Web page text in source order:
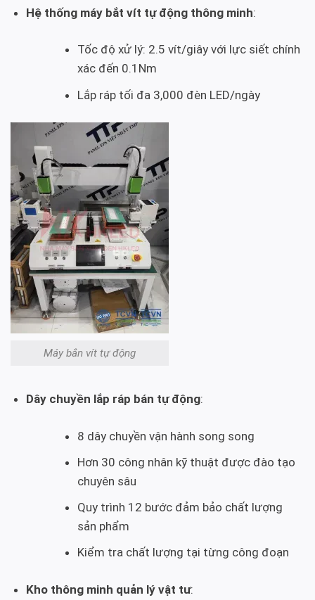
Hệ thống máy bắt vít tự động thông minh:
Tốc độ xử lý: 2.5 vít/giây với lực siết chính
xác đến 0.1Nm
Lắp ráp tối đa 3,000 đèn LED/ngày
Máy bắn vít tự động
Dây chuyền lắp ráp bán tự động:
8 dây chuyền vận hành song song
Hơn 30 công nhân kỹ thuật được đào tạo
chuyên sâu
Quy trình 12 bước đảm bảo chất lượng
sản phẩm
Kiểm tra chất lượng tại từng công đoạn
Kho thông minh quản lý vật tư: